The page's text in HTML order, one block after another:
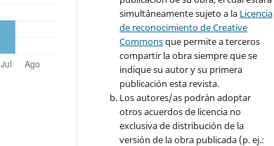
simultáneamente sujeto a la Licencia
de reconocimiento de Creative
Commonsque permite a terceros
compartir la obra siempre que se
indique su autor y su primera
publicación esta revista.
Los autores/as podrán adoptar
otros acuerdos de licencia no
exclusiva de distribución de la
versión de la obra publicada (p. ej.: